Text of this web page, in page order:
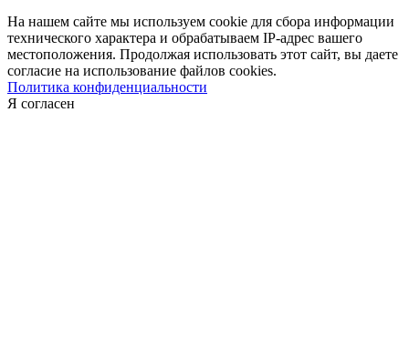
На нашем сайте мы используем cookie для сбора информации
технического характера и обрабатываем IP-адрес вашего
местоположения. Продолжая использовать этот сайт, вы даете
согласие на использование файлов cookies.
Политика конфиденциальности
Я согласен